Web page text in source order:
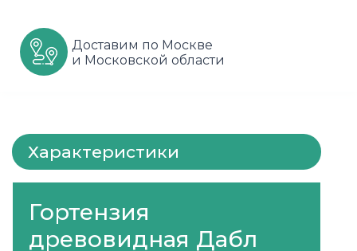
Шиповник
Чайно гибридные
Шрабы
Доставим по Москве
и Московской области
Характеристики
Гортензия
древовидная Дабл